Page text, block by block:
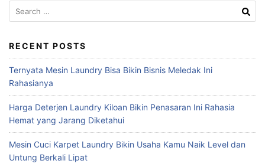
Search
for:
RECENT POSTS
Ternyata Mesin Laundry Bisa Bikin Bisnis Meledak Ini
Rahasianya
Harga Deterjen Laundry Kiloan Bikin Penasaran Ini Rahasia
Hemat yang Jarang Diketahui
Mesin Cuci Karpet Laundry Bikin Usaha Kamu Naik Level dan
Untung Berkali Lipat